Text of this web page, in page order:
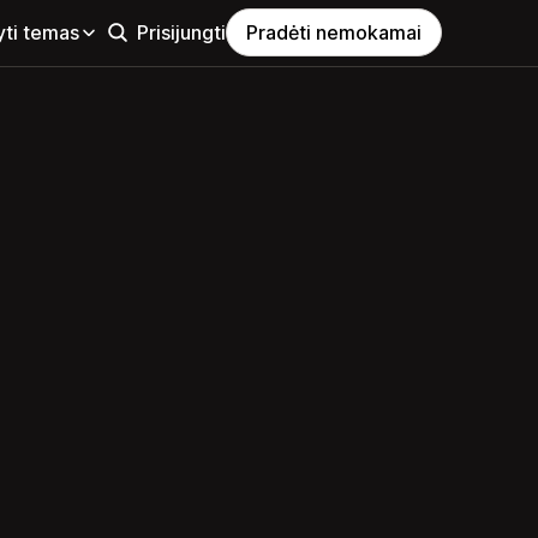
temas Prisijungti Pradėti nemokamai